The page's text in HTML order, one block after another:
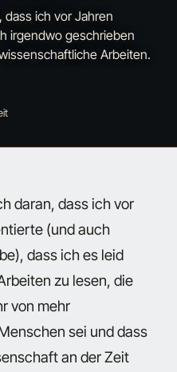
dass ich vor Jahren
irgendwo geschrieben
Arbeiten.
daran, dass ich vor
(und auch
dass ich es leid
zu lesen, die
von mehr
sei und dass
an der Zeit